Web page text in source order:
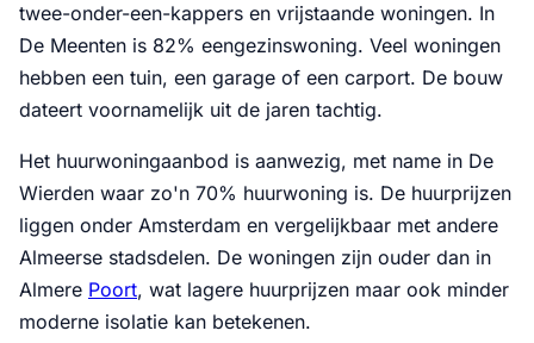
twee-onder-een-kappers en vrijstaande woningen. In
De Meenten is 82% eengezinswoning. Veel woningen
hebben een tuin, een garage of een carport. De bouw
dateert voornamelijk uit de jaren tachtig.
Het huurwoningaanbod is aanwezig, met name in De
Wierden waar zo'n 70% huurwoning is. De huurprijzen
liggen onder Amsterdam en vergelijkbaar met andere
Almeerse stadsdelen. De woningen zijn ouder dan in
Almere Poort, wat lagere huurprijzen maar ook minder
moderne isolatie kan betekenen.